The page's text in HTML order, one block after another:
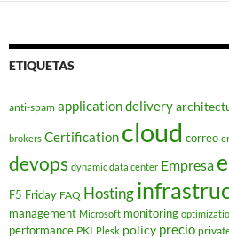
ETIQUETAS
anti-spam application delivery
brokers Certification cloud correo
devops dynamic data center Empresa
F5 Friday FAQ Hosting
management Microsoft monitoring
performance PKI Plesk policy precio